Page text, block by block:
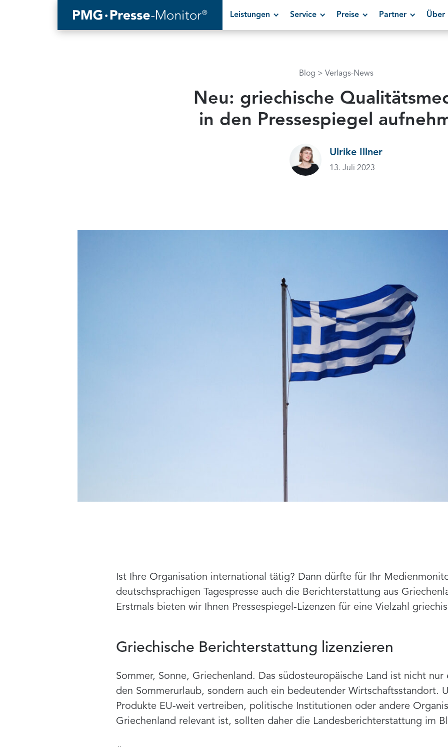
Leistungen Service Preise Partner Über
Blog Verlags-News
Neu: griechische
in den Pressespiegel
Ulrike Illner
13. Juli 2023
Ist Ihre Organisation international tätig? Dann dürfte für Ihr
deutschsprachigen Tagespresse auch die Berichterstattung aus
Erstmals bieten wir Ihnen Pressespiegel-Lizenzen für eine Vielzahl
Griechische Berichterstattung lizenzieren
Sommer, Sonne, Griechenland. Das südosteuropäische Land ist nicht
den Sommerurlaub, sondern auch ein bedeutender Wirtschaftsstandort.
Produkte EU-weit vertreiben, politische Institutionen oder andere
Griechenland relevant ist, sollten daher die Landesberichterstattung im